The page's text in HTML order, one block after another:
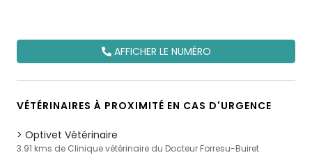
AFFICHER LE NUMÉRO
VÉTÉRINAIRES À PROXIMITÉ EN CAS D'URGENCE
Optivet Vétérinaire
3.91 kms de Clinique vétérinaire du Docteur Forresu-Buiret